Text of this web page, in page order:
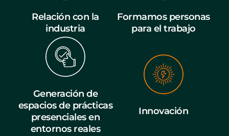
Relación con la
industria
Formamos personas
para el trabajo
Generación de
espacios de prácticas
presenciales en
entornos reales
Innovación